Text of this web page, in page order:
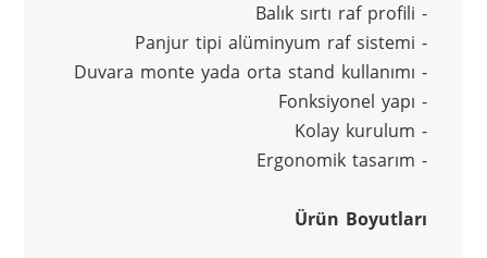
- Balık sırtı raf profili
- Panjur tipi alüminyum raf sistemi
- Duvara monte yada orta stand kullanımı
- Fonksiyonel yapı
- Kolay kurulum
- Ergonomik tasarım
Ürün Boyutları